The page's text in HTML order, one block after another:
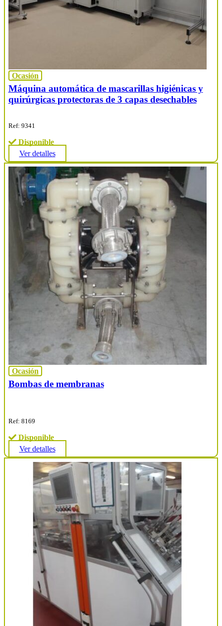
Ocasión
Máquina automática de mascarillas higiénicas y
quirúrgicas protectoras de 3 capas desechables
Ref: 9341
Disponible
Ver detalles
Ocasión
Bombas de membranas
Ref: 8169
Disponible
Ver detalles